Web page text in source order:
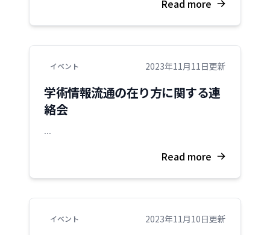
Read more
イベント 2023年11月11日更新
学術情報流通の在り方に関する連
絡会
...
Read more
イベント 2023年11月10日更新